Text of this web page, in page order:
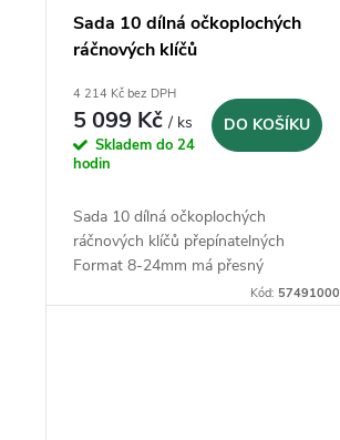
Sada 10 dílná očkoplochých
ráčnových klíčů
24mm
4 214 Kč bez DPH
5 099 Kč/ ks
Skladem do 24
hodin
DO KOŠÍKU
Sada 10 dílná očkoplochých
ráčnových klíčů přepínatelných
Format 8-24mm má přesný
ozubený ráčnový mechanismus se
Kód: 57491000